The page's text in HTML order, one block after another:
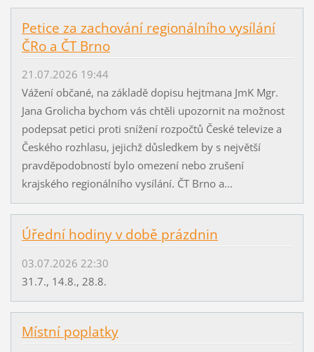
Petice za zachování regionálního vysílání
ČRo a ČT Brno
21.07.2026 19:44
Vážení občané, na základě dopisu hejtmana JmK Mgr.
Jana Grolicha bychom vás chtěli upozornit na možnost
podepsat petici proti snížení rozpočtů České televize a
Českého rozhlasu, jejichž důsledkem by s největší
pravděpodobností bylo omezení nebo zrušení
krajského regionálního vysílání. ČT Brno a...
Úřední hodiny v době prázdnin
03.07.2026 22:30
31.7., 14.8., 28.8.
Místní poplatky